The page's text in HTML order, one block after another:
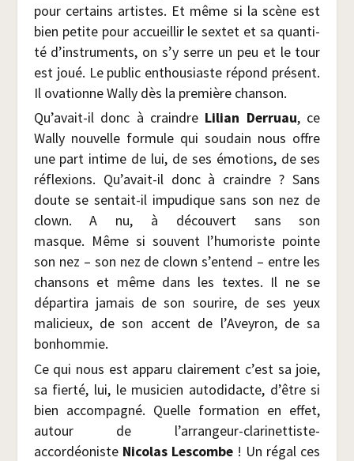
pour cer­tains artistes. Et même si la scène est
bien petite pour accueillir le sex­tet et sa quan­ti­
té d’instruments, on s’y serre un peu et le tour
est joué. Le public enthou­siaste répond pré­sent.
Il ova­tionne Wal­ly dès la pre­mière chanson.
Qu’avait-il donc à craindre Lilian Der­ruau, ce
Wal­ly nou­velle for­mule qui sou­dain nous offre
une part intime de lui, de ses émo­tions, de ses
réflexions. Qu’avait-il donc à craindre ? Sans
doute se sen­tait-il impu­dique sans son nez de
clown. A nu, à décou­vert sans son
masque. Même si sou­vent l’humoriste pointe
son nez – son nez de clown s’entend – entre les
chan­sons et même dans les textes. Il ne se
dépar­ti­ra jamais de son sou­rire, de ses yeux
mali­cieux, de son accent de l’Aveyron, de sa
bonhommie.
Ce qui nous est appa­ru clai­re­ment c’est sa joie,
sa fier­té, lui, le musi­cien auto­di­dacte, d’être si
bien accom­pa­gné. Quelle for­ma­tion en effet,
autour de l’arrangeur-clarinettiste-
accordéoniste Nico­las Les­combe ! Un régal ces